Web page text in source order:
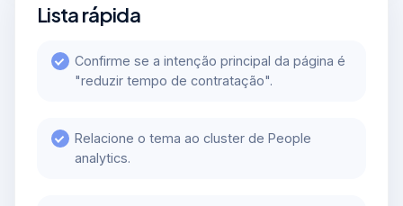
Lista rápida
Confirme se a intenção principal da página é
"reduzir tempo de contratação".
Relacione o tema ao cluster de People
analytics.